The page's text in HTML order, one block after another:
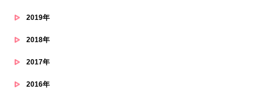
2019年
2018年
2017年
2016年